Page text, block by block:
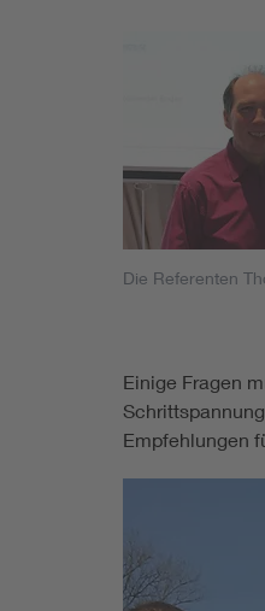
Die Referenten
Einige Fragen
Empfehlungen